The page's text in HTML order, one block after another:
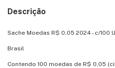
Descrição
Sache Moedas R$ 0,05 2024 - c/100
Brasil
Contendo 100 moedas de R$ 0,05